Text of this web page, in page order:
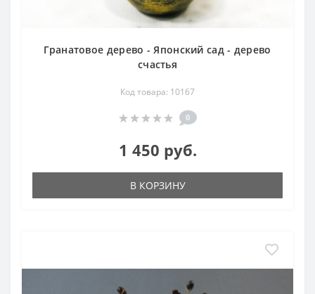
Гранатовое дерево - Японский сад - дерево
счастья
Код товара: 10167
0
1 450 руб.
В КОРЗИНУ